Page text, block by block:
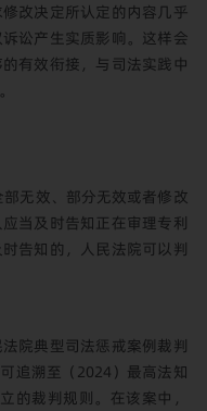
改决定所认定的内容几乎
讼产生实质影响。这样会
有效衔接，与司法实践中
无效、部分无效或者修改
当及时告知正在审理专利
告知的，人民法院可以判
院典型司法惩戒案例裁判
追溯至（2024）最高法知
的裁判规则。在该案中，